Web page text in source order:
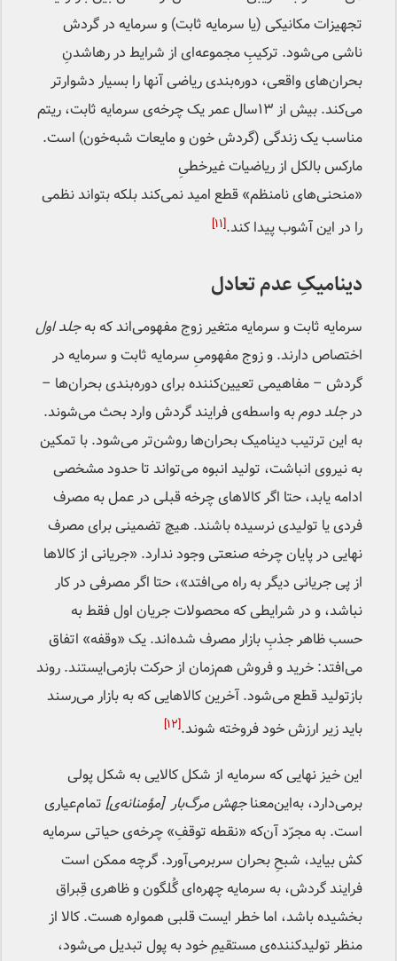
تجهیزات مکانیکی (یا سرمایه ثابت) و سرمایه در گردش
ناشی می‌شود. ترکیبِ مجموعه‌ای از شرایط در رهاشدنِ
بحران‌های واقعی، دوره‌بندی ریاضی آنها را بسیار دشوارتر
می‌کند. بیش از ۱۳سال عمر یک چرخه‌ی سرمایه ثابت، ریتم
مناسب یک زندگی (گردش خون و مایعات شبه‌خون) است.
مارکس بالکل از ریاضیات غیرخطیِ
«منحنی‌های نامنظم» قطع امید نمی‌کند بلکه بتواند نظمی
را در این آشوب پیدا کند.[۱۱]
دینامیکِ عدم تعادل
سرمایه ثابت و سرمایه متغیر زوج مفهومی‌اند که بهجلد اول
اختصاص دارند. و زوج مفهومیِ سرمایه ثابت و سرمایه در
گردش – مفاهیمی تعیین‌کننده برای دوره‌بندی بحران‌ها –
درجلد دومبه واسطه‌ی فرایند گردش وارد بحث می‌شوند.
به این ترتیب دینامیک بحران‌ها روشن‌تر می‌شود. با تمکین
به نیروی انباشت، تولید انبوه می‌تواند تا حدود مشخصی
ادامه یابد، حتا اگر کالاهای چرخه قبلی در عمل به مصرف
فردی یا تولیدی نرسیده باشند. هیچ تضمینی برای مصرف
نهایی در پایان چرخه صنعتی وجود ندارد. «جریانی از کالاها
از پی جریانی دیگر به راه می‌افتد»، حتا اگر مصرفی در کار
نباشد، و در شرایطی که محصولات جریان اول فقط به
حسب ظاهر جذبِ بازار مصرف شده‌اند. یک «وقفه» اتفاق
می‌افتد: خرید و فروش هم‌زمان از حرکت بازمی‌ایستند. روند
بازتولید قطع می‌شود. آخرین کالاهایی که به بازار می‌رسند
باید زیر ارزش خود فروخته شوند.[۱۲]
این خیز نهایی‌ که سرمایه از شکل کالایی به شکل پولی
برمی‌دارد، به‌این‌معناجهش مرگ‌بار [مؤمنانه‌ی] تمام‌عیاری
است. به مجرّد آن‌که «نقطه توقفِ» چرخه‌ی حیاتی‌ سرمایه
کش بیاید، شبحِ بحران سربرمی‌آورد. گرچه ممکن است
فرایند گردش، به سرمایه چهره‌ای گُلگون و ظاهری قِبراق
بخشیده باشد، اما خطر ایست قلبی همواره هست. کالا از
منظر تولیدکننده‌ی مستقیمِ خود به پول تبدیل می‌شود،